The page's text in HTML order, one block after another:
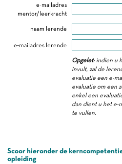
e-mailadres
mentor/leerkracht
naam lerende
e-mailadres lerende
Opgelet: indien u
invult, zal de
evaluatie een e-
evaluatie om een
enkel een
dan dient u het e-
te vullen.
Scoor hieronder de
opleiding